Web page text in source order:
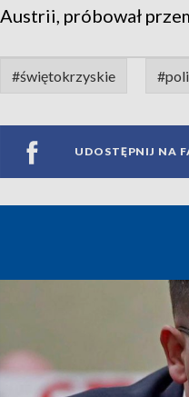
Austrii, próbował
#świętokrzyskie
UDOSTĘPNIJ NA